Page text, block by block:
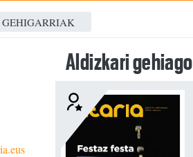
GEHIGARRIAK
Aldizkari gehiago